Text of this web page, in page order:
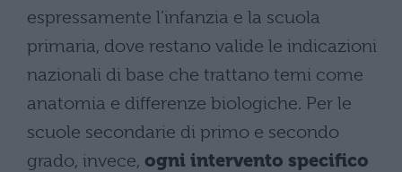
espressamente l’infanzia e la scuola
primaria, dove restano valide le indicazioni
nazionali di base che trattano temi come
anatomia e differenze biologiche. Per le
scuole secondarie di primo e secondo
grado, invece, ogni intervento specifico